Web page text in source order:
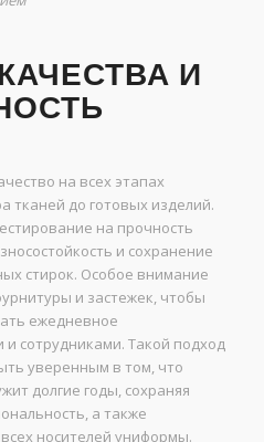
И
на всех этапах
тканей до готовых изделий.
на прочность
и сохранение
стирок. Особое внимание
и застежек, чтобы
ежедневное
и сотрудниками. Такой подход
уверенным в том, что
долгие годы, сохраняя
а также
носителей униформы.